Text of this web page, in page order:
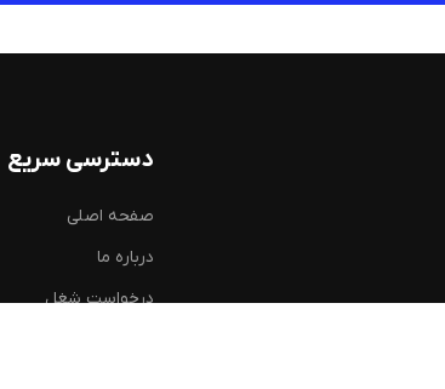
دسترسی سریع
صفحه اصلی
درباره ما
درخواست شغل